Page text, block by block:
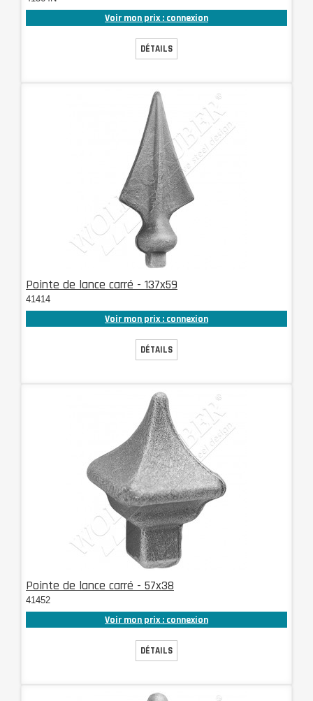
Voir mon prix : connexion
DÉTAILS
Pointe de lance carré - 137x59
41414
Voir mon prix : connexion
DÉTAILS
Pointe de lance carré - 57x38
41452
Voir mon prix : connexion
DÉTAILS